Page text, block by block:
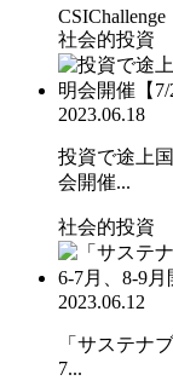
CSIChallenge
社会的投資
2023.06.18
投資で途上
会開催...
社会的投資
2023.06.12
「サステナ
7...